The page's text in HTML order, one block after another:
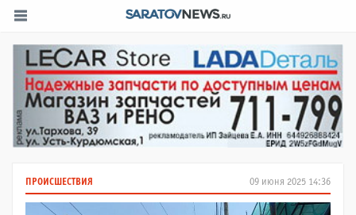
09 июня 2025 14:36
ПРОИСШЕСТВИЯ